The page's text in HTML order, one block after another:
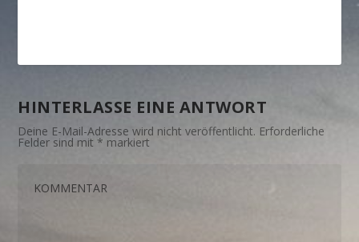
HINTERLASSE EINE ANTWORT
Deine E-Mail-Adresse wird nicht veröffentlicht. Erforderliche
Felder sind mit* markiert